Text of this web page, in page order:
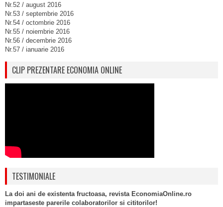
Nr.52 / august 2016
Nr.53 / septembrie 2016
Nr.54 / octombrie 2016
Nr.55 / noiembrie 2016
Nr.56 / decembrie 2016
Nr.57 / ianuarie 2016
CLIP PREZENTARE ECONOMIA ONLINE
TESTIMONIALE
La doi ani de existenta fructoasa, revista EconomiaOnline.ro
impartaseste parerile colaboratorilor si cititorilor!